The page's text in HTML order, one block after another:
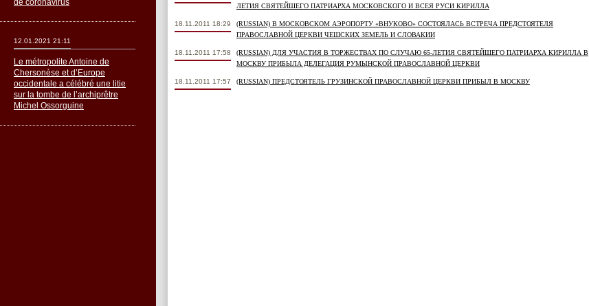
ЛЕТИЯ СВЯТЕЙШЕГО ПАТРИАРХА МОСКОВСКОГО И ВСЕЯ РУСИ КИРИЛЛА
18.11.2011 18:29
(RUSSIAN) В МОСКОВСКОМ АЭРОПОРТУ «ВНУКОВО» СОСТОЯЛАСЬ ВСТРЕЧА ПРЕДСТОЯТЕЛЯ
ПРАВОСЛАВНОЙ ЦЕРКВИ ЧЕШСКИХ ЗЕМЕЛЬ И СЛОВАКИИ
18.11.2011 17:58
(RUSSIAN) ДЛЯ УЧАСТИЯ В ТОРЖЕСТВАХ ПО СЛУЧАЮ 65-ЛЕТИЯ СВЯТЕЙШЕГО ПАТРИАРХА КИРИЛЛА В
МОСКВУ ПРИБЫЛА ДЕЛЕГАЦИЯ РУМЫНСКОЙ ПРАВОСЛАВНОЙ ЦЕРКВИ
18.11.2011 17:57 (RUSSIAN) ПРЕДСТОЯТЕЛЬ ГРУЗИНСКОЙ ПРАВОСЛАВНОЙ ЦЕРКВИ ПРИБЫЛ В МОСКВУ
de coronavirus
12.01.2021 21:11
Le métropolite Antoine de
Chersonèse et d’Europe
occidentale a célébré une litie
sur la tombe de l’archiprêtre
Michel Ossorguine